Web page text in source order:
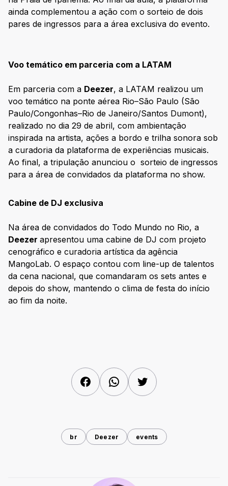
ainda complementou a ação com o sorteio de dois
pares de ingressos para a área exclusiva do evento.
Voo temático em parceria com a LATAM
Em parceria com a Deezer, a LATAM realizou um
voo temático na ponte aérea Rio–São Paulo (São
Paulo/Congonhas–Rio de Janeiro/Santos Dumont),
realizado no dia 29 de abril, com ambientação
inspirada na artista, ações a bordo e trilha sonora sob
a curadoria da plataforma de experiências musicais.
Ao final, a tripulação anunciou o sorteio de ingressos
para a área de convidados da plataforma no show.
Cabine de DJ exclusiva
Na área de convidados do Todo Mundo no Rio, a
Deezer apresentou uma cabine de DJ com projeto
cenográfico e curadoria artística da agência
MangoLab. O espaço contou com line-up de talentos
da cena nacional, que comandaram os sets antes e
depois do show, mantendo o clima de festa do início
ao fim da noite.
FacebookWhatsAppTwitter
br Deezer events